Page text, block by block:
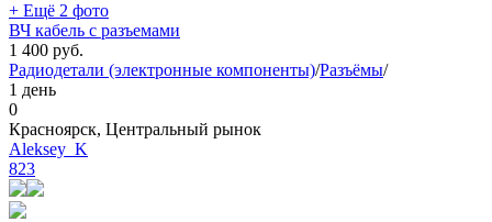
+ Ещё 2 фото
ВЧ кабель с разъемами
1 400 руб.
Радиодетали (электронные компоненты)/Разъёмы/
1 день
0
Красноярск, Центральный рынок
Aleksey_K
823